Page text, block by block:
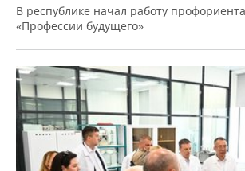
В республике начал работу
«Профессии будущего»